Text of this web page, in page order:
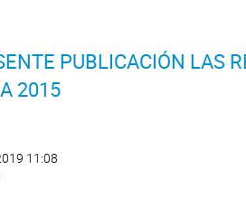
PUBLICACIÓN LAS
2015
11:08